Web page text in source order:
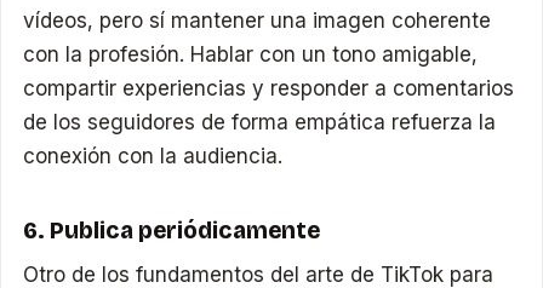
vídeos, pero sí mantener una imagen coherente
con la profesión. Hablar con un tono amigable,
compartir experiencias y responder a comentarios
de los seguidores de forma empática refuerza la
conexión con la audiencia.
6. Publica periódicamente
Otro de los fundamentos del arte de TikTok para